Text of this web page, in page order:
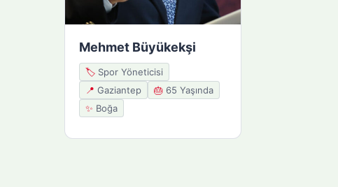
Mehmet Büyükekşi
🏷️ Spor Yöneticisi
📍 Gaziantep 🎂 65 Yaşında
✨ Boğa